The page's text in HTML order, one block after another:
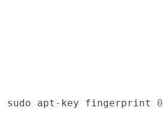
sudo apt - key fingerprint 0